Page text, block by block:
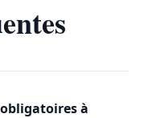
à